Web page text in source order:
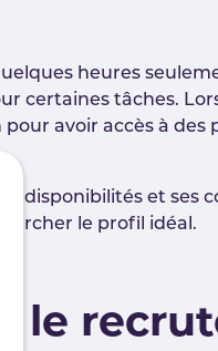
heures
certaines tâches.
avoir accès à des
disponibilités et ses
le profil idéal.
le